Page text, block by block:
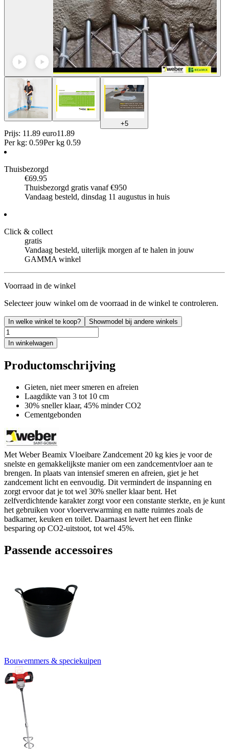
+5
Prijs: 11.89 euro11 .89
Per kg: 0.59Per kg 0.59
Thuisbezorgd
€69.95
Thuisbezorgd gratis vanaf €950
Vandaag besteld, dinsdag 11 augustus in huis
Click & collect
gratis
Vandaag besteld, uiterlijk morgen af te halen in jouw
GAMMA winkel
Voorraad in de winkel
Selecteer jouw winkel om de voorraad in de winkel te controleren.
In welke winkel te koop? Showmodel bij andere winkels
In winkelwagen
Productomschrijving
Gieten, niet meer smeren en afreien
Laagdikte van 3 tot 10 cm
30% sneller klaar, 45% minder CO2
Cementgebonden
Met Weber Beamix Vloeibare Zandcement 20 kg kies je voor de
snelste en gemakkelijkste manier om een zandcementvloer aan te
brengen. In plaats van intensief smeren en afreien, giet je het
zandcement licht en eenvoudig. Dit vermindert de inspanning en
zorgt ervoor dat je tot wel 30% sneller klaar bent. Het
zelfverdichtende karakter zorgt voor een constante sterkte, en je kunt
het gebruiken voor vloerverwarming en natte ruimtes zoals de
badkamer, keuken en toilet. Daarnaast levert het een flinke
besparing op CO2-uitstoot, tot wel 45%.
Passende accessoires
Bouwemmers & speciekuipen